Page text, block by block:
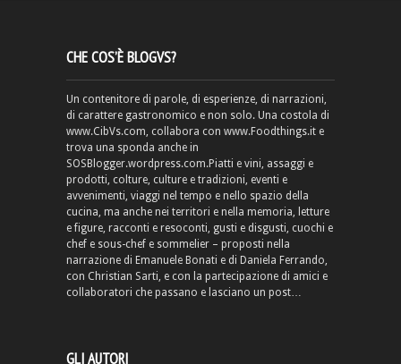
CHE COS’È BLOGVS?
Un contenitore di parole, di esperienze, di narrazioni,
di carattere gastronomico e non solo. Una costola di
www.CibVs.com, collabora con www.Foodthings.it e
trova una sponda anche in
SOSBlogger.wordpress.com.Piatti e vini, assaggi e
prodotti, colture, culture e tradizioni, eventi e
avvenimenti, viaggi nel tempo e nello spazio della
cucina, ma anche nei territori e nella memoria, letture
e figure, racconti e resoconti, gusti e disgusti, cuochi e
chef e sous-chef e sommelier – proposti nella
narrazione di Emanuele Bonati e di Daniela Ferrando,
con Christian Sarti, e con la partecipazione di amici e
collaboratori che passano e lasciano un post…
GLI AUTORI